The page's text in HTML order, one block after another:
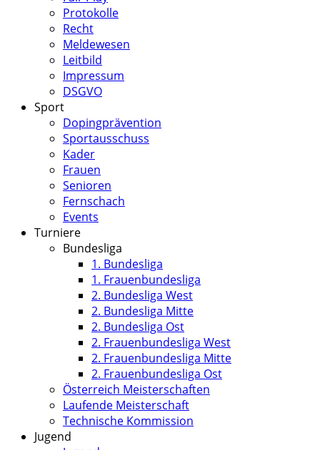
Protokolle
Recht
Meldewesen
Leitbild
Impressum
DSGVO
Sport
Dopingprävention
Sportausschuss
Kader
Frauen
Senioren
Fernschach
Events
Turniere
Bundesliga
1. Bundesliga
1. Frauenbundesliga
2. Bundesliga West
2. Bundesliga Mitte
2. Bundesliga Ost
2. Frauenbundesliga West
2. Frauenbundesliga Mitte
2. Frauenbundesliga Ost
Österreich Meisterschaften
Laufende Meisterschaft
Technische Kommission
Jugend